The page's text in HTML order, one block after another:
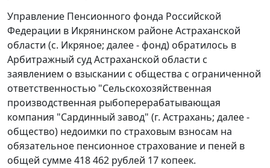
Управление Пенсионного фонда Российской
Федерации в Икрянинском районе Астраханской
области (с. Икряное; далее - фонд) обратилось в
Арбитражный суд Астраханской области с
заявлением о взыскании с общества с ограниченной
ответственностью "Сельскохозяйственная
производственная рыбоперерабатывающая
компания "Сардинный завод" (г. Астрахань; далее -
общество) недоимки по страховым взносам на
обязательное пенсионное страхование и пеней в
общей сумме 418 462 рублей 17 копеек.